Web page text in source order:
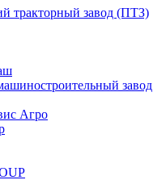
тракторный завод (ПТЗ)
завод
Агро